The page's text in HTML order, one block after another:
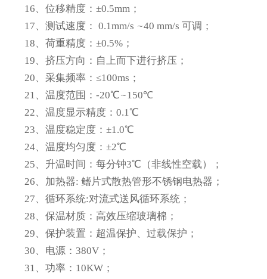
16、位移精度：±0.5mm；
17、测试速度： 0.1mm/s ~40 mm/s 可调；
18、荷重精度：±0.5%；
19、挤压方向：自上而下进行挤压；
20、采集频率：≤100ms；
21、温度范围：-20℃~150℃
22、温度显示精度：0.1℃
23、温度稳定度：±1.0℃
24、温度均匀度：±2℃
25、升温时间：每分钟3℃（非线性空载）；
26、加热器: 鳍片式散热管形不锈钢电热器；
27、循环系统:对流式送风循环系统；
28、保温材质：高效压缩玻璃棉；
29、保护装置：超温保护、过载保护；
30、电源：380V；
31、功率：10KW；